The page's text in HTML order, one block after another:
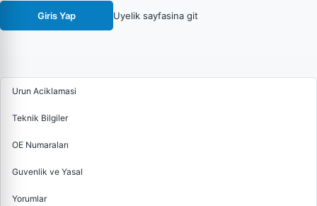
Giris Yap
Uyelik sayfasina git
Urun Aciklamasi
Teknik Bilgiler
OE Numaraları
Guvenlik ve Yasal
Yorumlar